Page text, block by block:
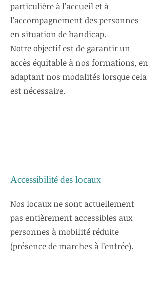
particulière à l’accueil et à
l’accompagnement des personnes
en situation de handicap.
Notre objectif est de garantir un
accès équitable à nos formations, en
adaptant nos modalités lorsque cela
est nécessaire.
Accessibilité des locaux
Nos locaux ne sont actuellement
pas entièrement accessibles aux
personnes à mobilité réduite
(présence de marches à l’entrée).